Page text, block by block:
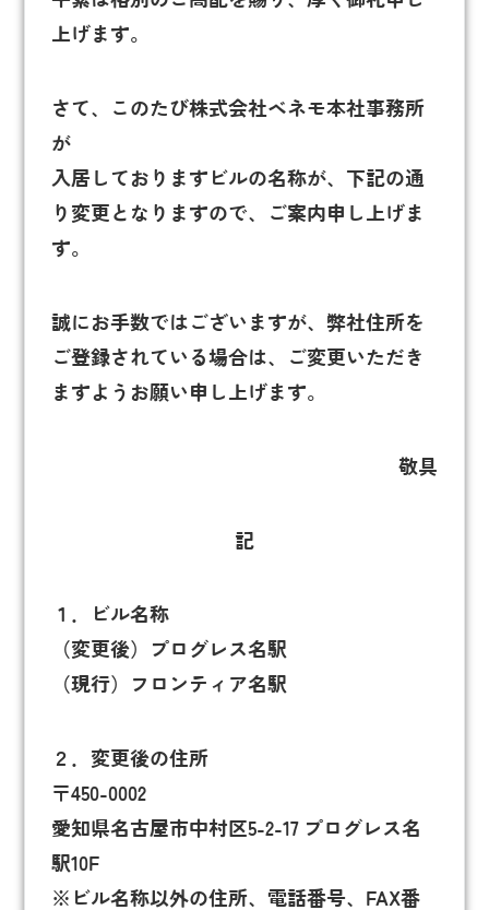
上げます。
さて、このたび株式会社ベネモ本社事務所
が
入居しておりますビルの名称が、下記の通
り変更となりますので、ご案内申し上げま
す。
誠にお手数ではございますが、弊社住所を
ご登録されている場合は、ご変更いただき
ますようお願い申し上げます。
敬具
記
１．ビル名称
（変更後）プログレス名駅
（現行）フロンティア名駅
２．変更後の住所
〒450-0002
愛知県名古屋市中村区5-2-17 プログレス名
駅10F
※ビル名称以外の住所、電話番号、FAX番